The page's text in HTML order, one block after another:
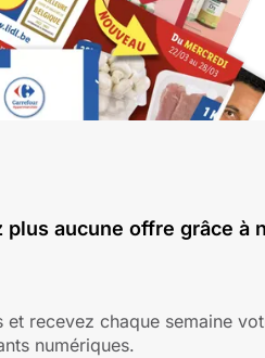
plus aucune offre grâce à
et recevez chaque semaine
numériques.